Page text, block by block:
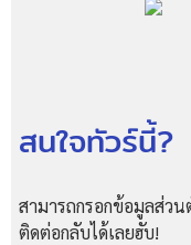
สนใจทัวร์นี้?
สามารถกรอกข้อมูลส่ว
ติดต่อกลับได้เลยฮับ!